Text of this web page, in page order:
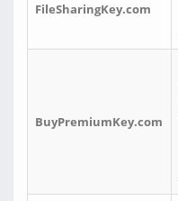
FileSharingKey.com
BuyPremiumKey.com